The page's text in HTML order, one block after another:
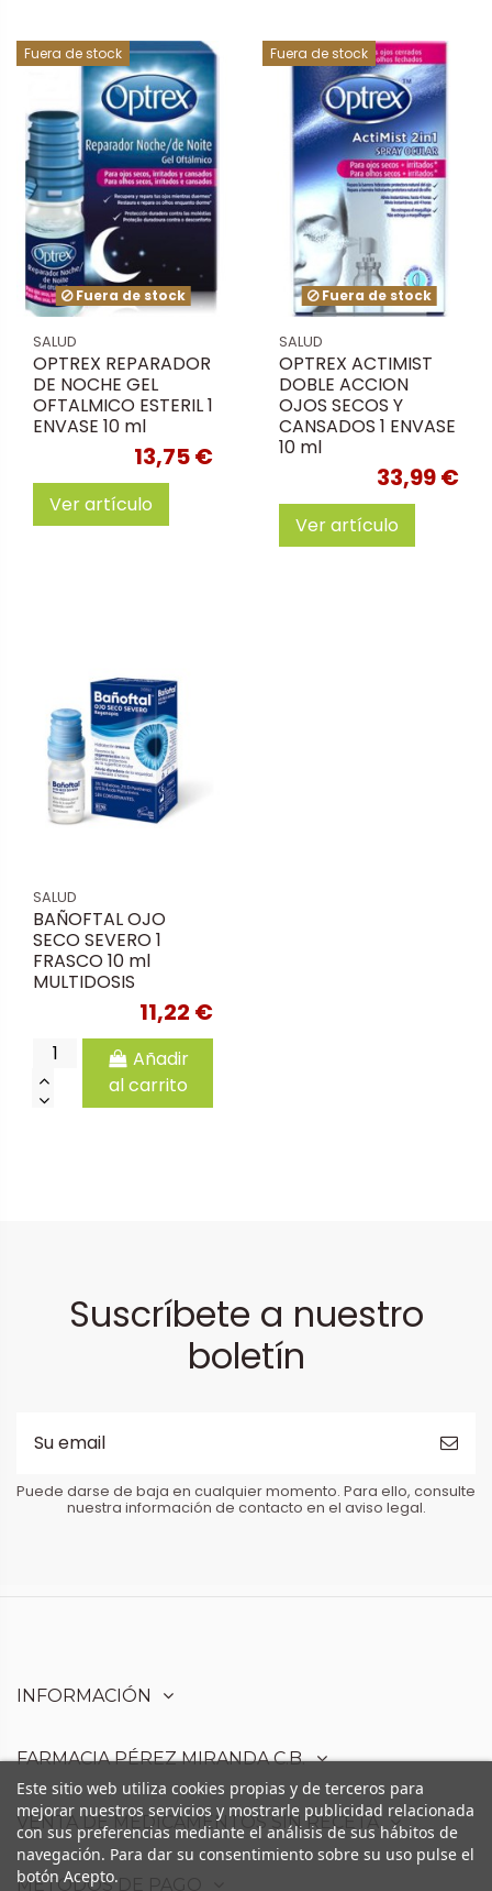
Fuera de stock
Fuera de stock
SALUD
OPTREX REPARADOR
DE NOCHE GEL
OFTALMICO ESTERIL 1
ENVASE 10 ml
13,75 €
Ver artículo
Fuera de stock
Fuera de stock
SALUD
OPTREX ACTIMIST
DOBLE ACCION
OJOS SECOS Y
CANSADOS 1 ENVASE
10 ml
33,99 €
Ver artículo
SALUD
BAÑOFTAL OJO
SECO SEVERO 1
FRASCO 10 ml
MULTIDOSIS
11,22 €
Añadir
al carrito
Suscríbete a nuestro
boletín
Puede darse de baja en cualquier momento. Para ello, consulte
nuestra información de contacto en el aviso legal.
INFORMACIÓN
FARMACIA PÉREZ MIRANDA C.B.
VENTA DE MEDICAMENTOS SIN RECETA
MÉTODOS DE PAGO
Este sitio web utiliza cookies propias y de terceros para
mejorar nuestros servicios y mostrarle publicidad relacionada
con sus preferencias mediante el análisis de sus hábitos de
navegación. Para dar su consentimiento sobre su uso pulse el
botón Acepto.